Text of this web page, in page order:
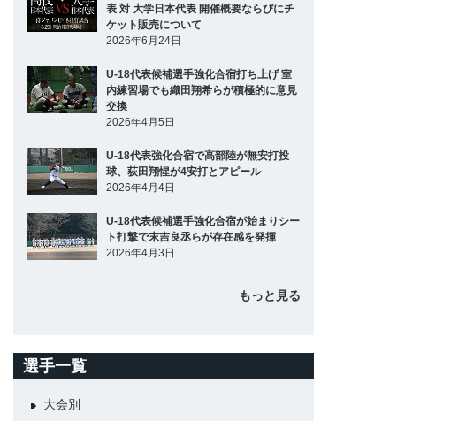
表 対 大学日本代表 開催概要ならびにチ
ケット販売について
2026年6月24日
U-18代表候補選手強化合宿打ち上げ 室
内練習場でも織田翔希らが積極的に意見
交換
2026年4月5日
U-18代表強化合宿で高部陸が無安打投
球、荻田翔惺が4安打とアピール
2026年4月4日
U-18代表候補選手強化合宿が始まりシー
ト打撃で末吉良丞らが存在感を発揮
2026年4月3日
もっと見る
選手一覧
大会別